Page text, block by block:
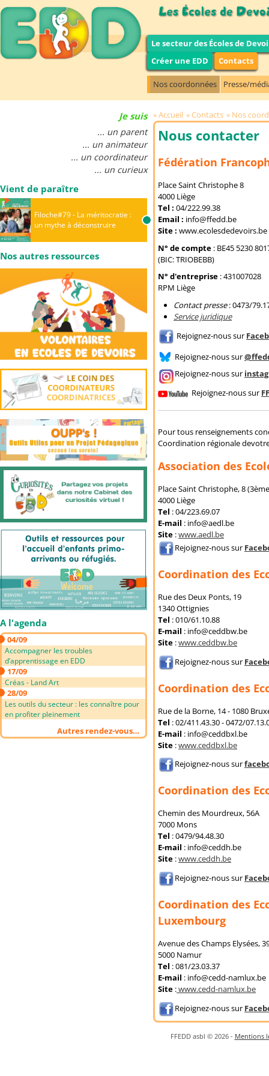
Le secteur des Écoles de
Créer une EDD
Contacts
Nos coordonnées Presse/
Je suis
... un parent
... un animateur
... un coordinateur
... un curieux
Vient de paraître
Filoche#79 - La méritocratie :
un mythe à déconstruire
Nos autres ressources
A l'agenda
04/09
Accompagner les troubles
d’apprentissage en EDD
17/09
Créas - Land Art
28/09
Les outils du secteur : les connaître pour
en profiter pleinement
Autres rendez-vous…
Accueil Contacts Nos
Nous contacter
Fédération
Place Saint Christophe 8
4000 Liège
Tel : 04/222.99.38
Email : info@ffedd.be
Site : www.ecolesdedevoirs.be
N° de compte : BE45 5230
(BIC: TRIOBEBB)
N° d'entreprise : 431007028
RPM Liège
Contact presse: 0473/
Service juridique
Rejoignez-nous sur
Rejoignez-nous sur
Rejoignez-nous sur
Rejoignez-nous sur
Pour tous renseignements
Coordination régionale
Association des
Place Saint Christophe, 8
4000 Liège
Tel : 04/223.69.07
E-mail : info@aedl.be
Site :www.aedl.be
Rejoignez-nous sur
Coordination des
Rue des Deux Ponts, 19
1340 Ottignies
Tel : 010/61.10.88
E-mail : info@ceddbw.be
Site :www.ceddbw.be
Rejoignez-nous sur
Coordination des
Rue de la Borne, 14 - 1080
Tel : 02/411.43.30 - 0472/
E-mail : info@ceddbxl.be
Site :www.ceddbxl.be
Rejoignez-nous sur
Coordination des
Chemin des Mourdreux, 56A
7000 Mons
Tel : 0479/94.48.30
E-mail : info@ceddh.be
Site :www.ceddh.be
Rejoignez-nous sur
Coordination des
Luxembourg
Avenue des Champs Elysées,
5000 Namur
Tel : 081/23.03.37
E-mail : info@cedd-namlux.be
Site :www.cedd-namlux.be
Rejoignez-nous sur
FFEDD asbl © 2026 - Mentions